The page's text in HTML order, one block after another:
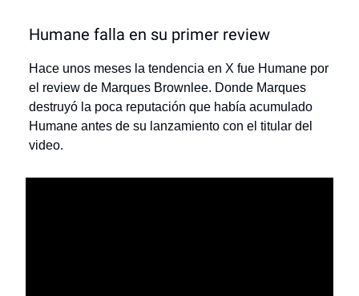
Humane falla en su primer review
Hace unos meses la tendencia en X fue Humane por
el review de Marques Brownlee. Donde Marques
destruyó la poca reputación que había acumulado
Humane antes de su lanzamiento con el titular del
video.